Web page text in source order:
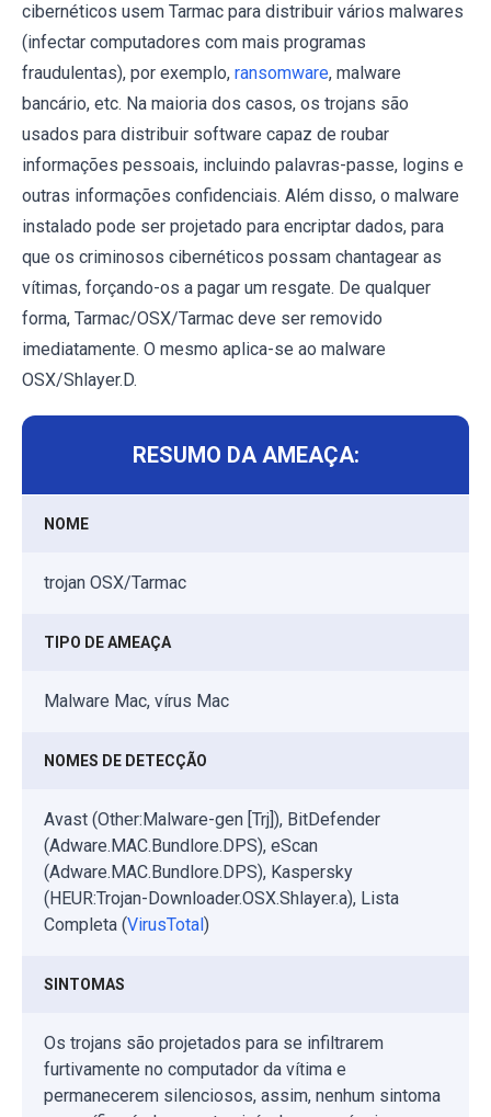
cibernéticos usem Tarmac para distribuir vários malwares
(infectar computadores com mais programas
fraudulentas), por exemplo, ransomware, malware
bancário, etc. Na maioria dos casos, os trojans são
usados ​​para distribuir software capaz de roubar
informações pessoais, incluindo palavras-passe, logins e
outras informações confidenciais. Além disso, o malware
instalado pode ser projetado para encriptar dados, para
que os criminosos cibernéticos possam chantagear as
vítimas, forçando-os a pagar um resgate. De qualquer
forma, Tarmac/OSX/Tarmac deve ser removido
imediatamente. O mesmo aplica-se ao malware
OSX/Shlayer.D.
RESUMO DA AMEAÇA:
NOME
trojan OSX/Tarmac
TIPO DE AMEAÇA
Malware Mac, vírus Mac
NOMES DE DETECÇÃO
Avast (Other:Malware-gen [Trj]), BitDefender
(Adware.MAC.Bundlore.DPS), eScan
(Adware.MAC.Bundlore.DPS), Kaspersky
(HEUR:Trojan-Downloader.OSX.Shlayer.a), Lista
Completa (VirusTotal )
SINTOMAS
Os trojans são projetados para se infiltrarem
furtivamente no computador da vítima e
permanecerem silenciosos, assim, nenhum sintoma